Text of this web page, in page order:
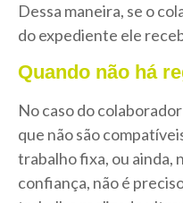
Dessa maneira, se o
do expediente ele
Quando não há
No caso do
que não são
trabalho fixa, ou ainda,
confiança, não é